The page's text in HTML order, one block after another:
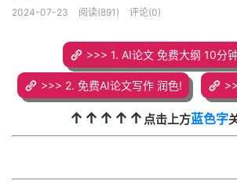
2024-07-23 阅读(891) 评论(0)
>>> 1. AI论文 免费大纲 10分
>>> 2. 免费AI论文写作 润色!
↑↑↑↑↑ 点击上方蓝色字